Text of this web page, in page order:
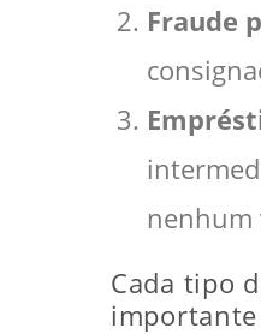
Fraude
nenhum
Cada tipo
importante